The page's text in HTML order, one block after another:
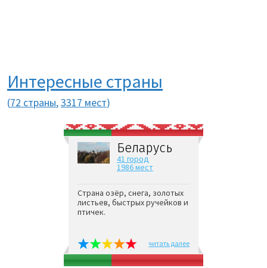
Интересные страны
(72 страны,3317 мест)
Беларусь
41 город
1986 мест
Страна озёр, снега, золотых
листьев, быстрых ручейков и
птичек.
читать далее